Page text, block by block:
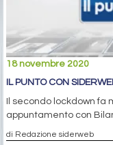
18 novembre 2020
IL PUNTO CON
Il secondo lockdown
appuntamento con
di Redazione siderweb